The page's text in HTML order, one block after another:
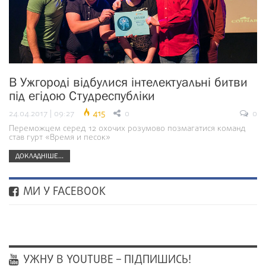
В Ужгороді відбулися інтелектуальні битви
під егідою Студреспубліки
24.04.2017 | 09:27 415 0
0
Переможцем серед 12 охочих розумово позмагатися команд
став гурт «Время и песок»
ДОКЛАДНІШЕ...
МИ У FACEBOOK
УЖНУ В YOUTUBE – ПІДПИШИСЬ!